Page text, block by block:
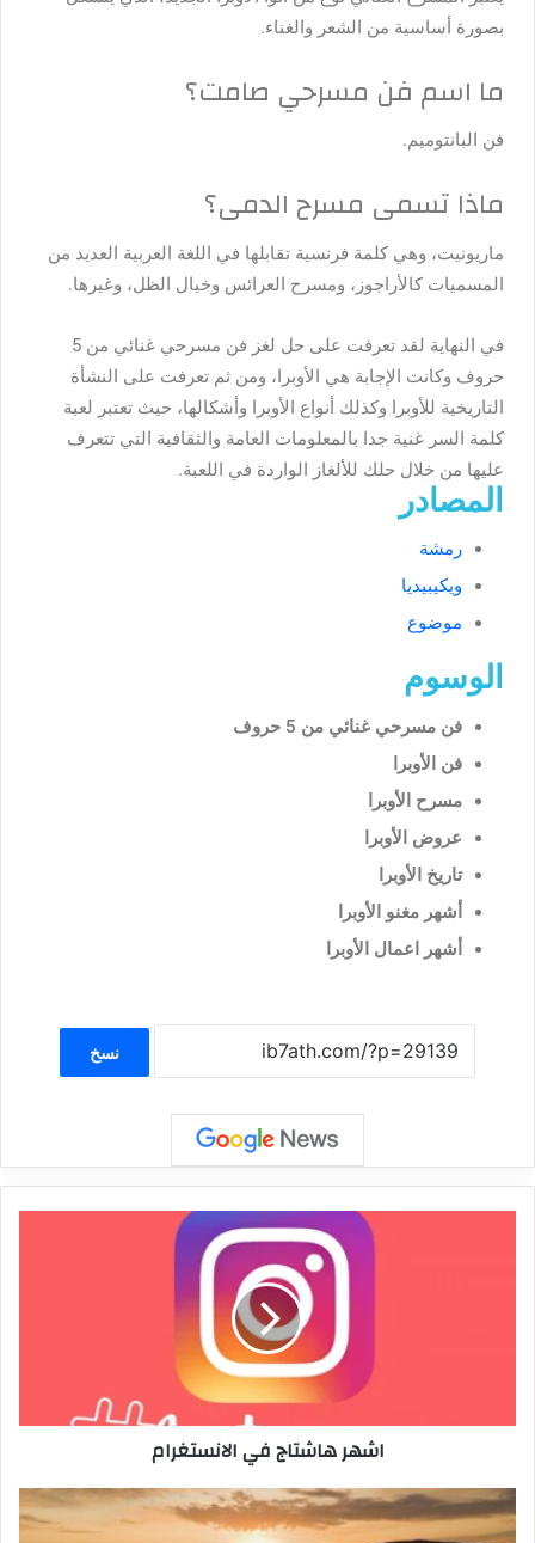
بصورة أساسية من الشعر والغناء.
ما اسم فن مسرحي صامت؟
فن البانتوميم.
ماذا تسمى مسرح الدمى؟
ماريونيت، وهي كلمة فرنسية تقابلها في اللغة العربية العديد من
المسميات كالأراجوز، ومسرح العرائس وخيال الظل، وغيرها.
في النهاية لقد تعرفت على حل لغز فن مسرحي غنائي من 5
حروف وكانت الإجابة هي الأوبرا، ومن ثم تعرفت على النشأة
التاريخية للأوبرا وكذلك أنواع الأوبرا وأشكالها، حيث تعتبر لعبة
كلمة السر غنية جدا بالمعلومات العامة والثقافية التي تتعرف
عليها من خلال حلك للألغاز الواردة في اللعبة.
المصادر
رمشة
ويكيبيديا
موضوع
الوسوم
فن مسرحي غنائي من 5 حروف
فن الأوبرا
مسرح الأوبرا
عروض الأوبرا
تاريخ الأوبرا
أشهر مغنو الأوبرا
أشهر اعمال الأوبرا
نسخ
اشهر هاشتاج في الانستغرام